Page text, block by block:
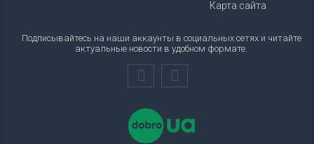
Карта сайта
Подписывайтесь на наши аккаунты в социальных сетях и читайте
актуальные новости в удобном формате.